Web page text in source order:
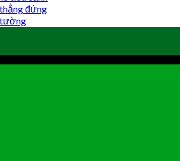
đứng